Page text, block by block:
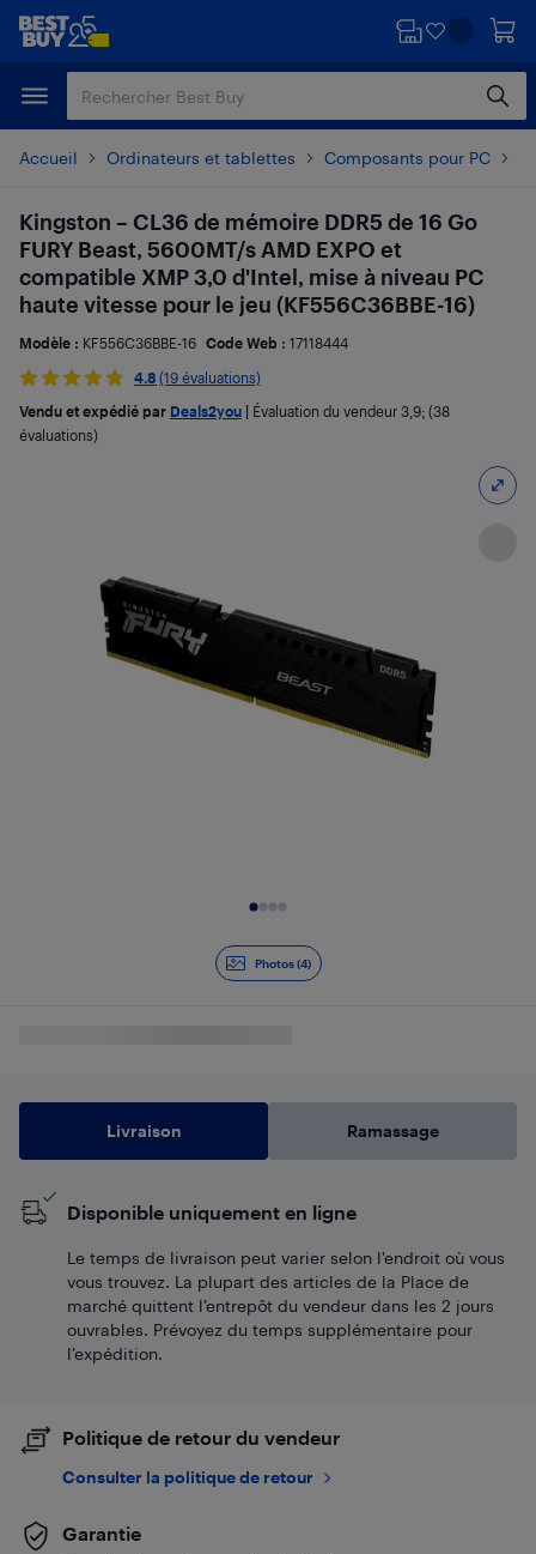
Passer
principal
Passer
Accueil Ordinateurs et tablettes Composants pour PC
Photos (4)
Kingston – CL36 de mémoire DDR5 de 16 Go
FURY Beast, 5600MT/s AMD EXPO et
compatible XMP 3,0 d'Intel, mise à niveau PC
haute vitesse pour le jeu (KF556C36BBE-16)
Modèle : KF556C36BBE-16 Code Web : 17118444
4.8 (19 évaluations)
Vendu et expédié par Deals2you Évaluation du vendeur 3,9; (38
évaluations)
Livraison Ramassage
Disponible uniquement en ligne
Le temps de livraison peut varier selon l'endroit où vous
vous trouvez. La plupart des articles de la Place de
marché quittent l’entrepôt du vendeur dans les 2 jours
ouvrables. Prévoyez du temps supplémentaire pour
l’expédition.
Politique de retour du vendeur
Consulter la politique de retour
Garantie